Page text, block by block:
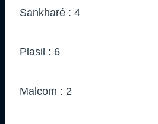
Sankharé : 4
Plasil : 6
Malcom : 2